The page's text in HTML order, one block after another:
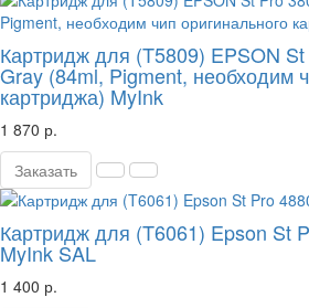
Картридж для (T5809) EPSON
Gray (84ml, Pigment, необходим
картриджа) MyInk
1 870 р.
Заказать
Картридж для (T6061) Epson St
MyInk SAL
1 400 р.